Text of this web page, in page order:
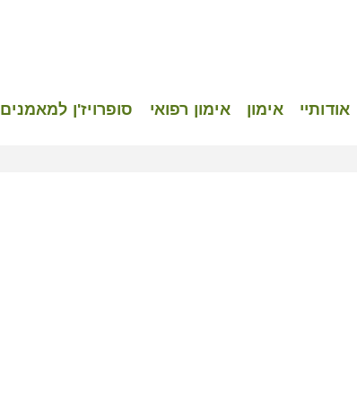
אודותיי אימון אימון רפואי סופרויז'ן למאמנים